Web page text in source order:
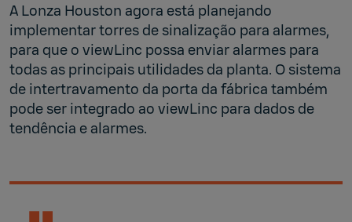
A Lonza Houston agora está planejando
implementar torres de sinalização para alarmes,
para que o viewLinc possa enviar alarmes para
todas as principais utilidades da planta. O sistema
de intertravamento da porta da fábrica também
pode ser integrado ao viewLinc para dados de
tendência e alarmes.